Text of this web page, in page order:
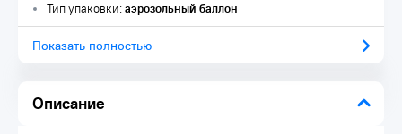
Описание
Тип упаковки:аэрозольный баллон
Показать полностью